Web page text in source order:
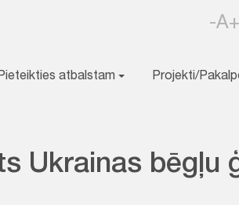
-A+
atbalstam Projekti/
Ukrainas bēgļu